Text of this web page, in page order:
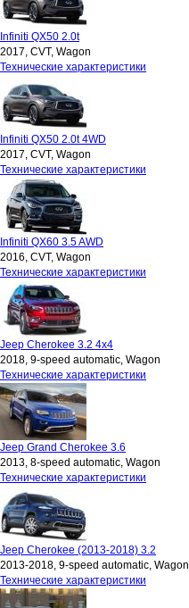
Infiniti QX50 2.0t
2017, CVT, Wagon
Технические характеристики
Infiniti QX50 2.0t 4WD
2017, CVT, Wagon
Технические характеристики
Infiniti QX60 3.5 AWD
2016, CVT, Wagon
Технические характеристики
Jeep Cherokee 3.2 4x4
2018, 9-speed automatic, Wagon
Технические характеристики
Jeep Grand Cherokee 3.6
2013, 8-speed automatic, Wagon
Технические характеристики
Jeep Cherokee (2013-2018) 3.2
2013-2018, 9-speed automatic, Wagon
Технические характеристики